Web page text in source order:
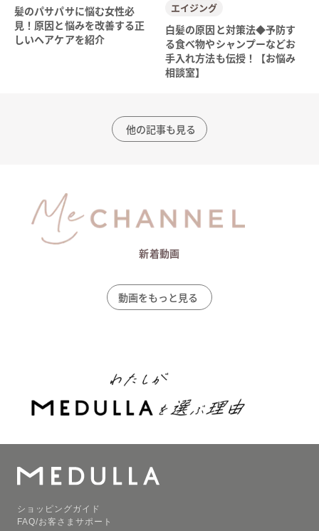
髪のパサパサに悩む女性必
見！原因と悩みを改善する正
しいヘアケアを紹介
エイジング
白髪の原因と対策法◆予防す
る食べ物やシャンプーなどお
手入れ方法も伝授！【お悩み
相談室】
他の記事も見る
新着動画
動画をもっと見る
ショッピングガイド
FAQ/お客さまサポート